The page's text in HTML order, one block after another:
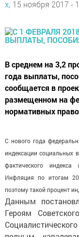
х, 15 ноября 2017 -
В среднем на 3,2
года выплаты,
сообщается в
размещенном на
нормативных
С нового года
индексации социальных
фактического
Инфляция по итогам
поэтому такой процент
Данным
Героям